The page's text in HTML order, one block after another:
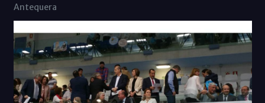
Antequera